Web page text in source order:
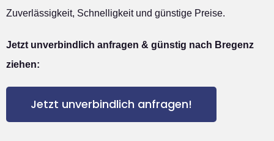
Zuverlässigkeit, Schnelligkeit und günstige Preise.
Jetzt unverbindlich anfragen & günstig nach Bregenz
ziehen:
Jetzt unverbindlich anfragen!